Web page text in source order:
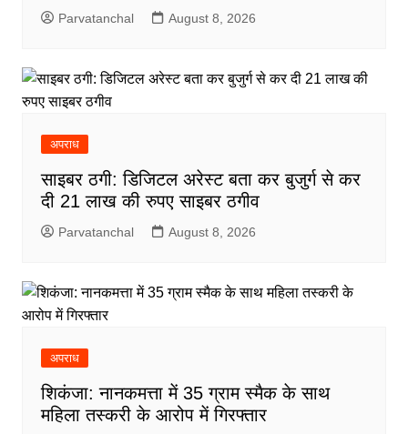
Parvatanchal August 8, 2026
अपराध
साइबर ठगी: डिजिटल अरेस्ट बता कर बुजुर्ग से कर
दी 21 लाख की रुपए साइबर ठगीव
Parvatanchal August 8, 2026
अपराध
शिकंजा: नानकमत्ता में 35 ग्राम स्मैक के साथ
महिला तस्करी के आरोप में गिरफ्तार